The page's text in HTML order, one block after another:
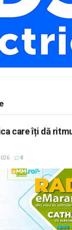
care îți dă
0